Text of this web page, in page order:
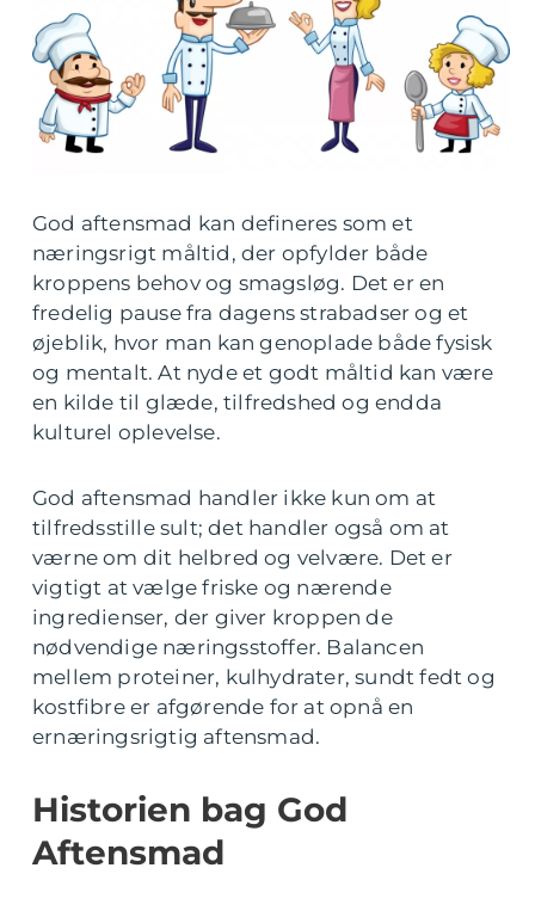
God aftensmad kan defineres som et
næringsrigt måltid, der opfylder både
kroppens behov og smagsløg. Det er en
fredelig pause fra dagens strabadser og et
øjeblik, hvor man kan genoplade både fysisk
og mentalt. At nyde et godt måltid kan være
en kilde til glæde, tilfredshed og endda
kulturel oplevelse.
God aftensmad handler ikke kun om at
tilfredsstille sult; det handler også om at
værne om dit helbred og velvære. Det er
vigtigt at vælge friske og nærende
ingredienser, der giver kroppen de
nødvendige næringsstoffer. Balancen
mellem proteiner, kulhydrater, sundt fedt og
kostfibre er afgørende for at opnå en
ernæringsrigtig aftensmad.
Historien bag God
Aftensmad